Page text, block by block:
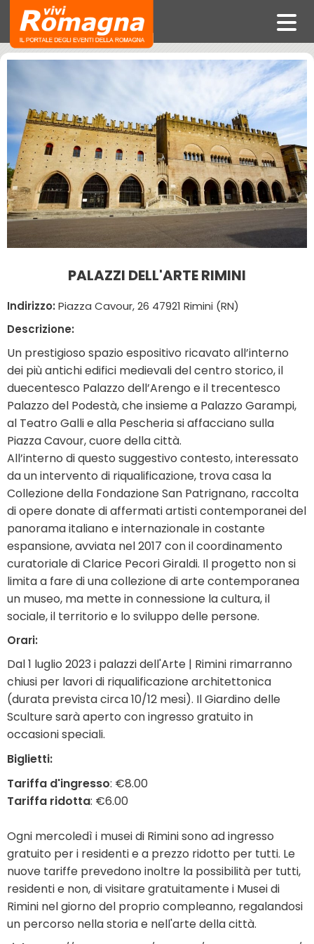
PALAZZI DELL'ARTE RIMINI
Indirizzo: Piazza Cavour, 26 47921 Rimini (RN)
Descrizione:
Un prestigioso spazio espositivo ricavato all’interno
dei più antichi edifici medievali del centro storico, il
duecentesco Palazzo dell’Arengo e il trecentesco
Palazzo del Podestà, che insieme a Palazzo Garampi,
al Teatro Galli e alla Pescheria si affacciano sulla
Piazza Cavour, cuore della città.
All’interno di questo suggestivo contesto, interessato
da un intervento di riqualificazione, trova casa la
Collezione della Fondazione San Patrignano, raccolta
di opere donate di affermati artisti contemporanei del
panorama italiano e internazionale in costante
espansione, avviata nel 2017 con il coordinamento
curatoriale di Clarice Pecori Giraldi. Il progetto non si
limita a fare di una collezione di arte contemporanea
un museo, ma mette in connessione la cultura, il
sociale, il territorio e lo sviluppo delle persone.
Orari:
Dal 1 luglio 2023 i palazzi dell'Arte | Rimini rimarranno
chiusi per lavori di riqualificazione architettonica
(durata prevista circa 10/12 mesi). Il Giardino delle
Sculture sarà aperto con ingresso gratuito in
occasioni speciali.
Biglietti:
Tariffa d'ingresso: €8.00
Tariffa ridotta: €6.00
Ogni mercoledì i musei di Rimini sono ad ingresso
gratuito per i residenti e a prezzo ridotto per tutti. Le
nuove tariffe prevedono inoltre la possibilità per tutti,
residenti e non, di visitare gratuitamente i Musei di
Rimini nel giorno del proprio compleanno, regalandosi
un percorso nella storia e nell'arte della città.